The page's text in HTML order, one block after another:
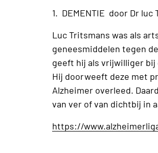
1. DEMENTIE door Dr luc
Luc Tritsmans was als
geneesmiddelen tegen
geeft hij als vrijwilliger
Hij doorweeft deze met
Alzheimer overleed.
van ver of van dichtbij in
https://